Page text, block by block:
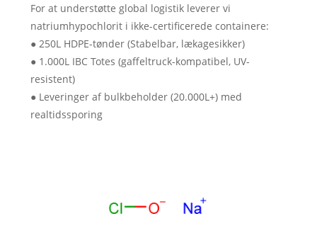
For at understøtte global logistik leverer vi
natriumhypochlorit i ikke-certificerede containere:
● 250L HDPE-tønder (Stabelbar, lækagesikker)
● 1.000L IBC Totes (gaffeltruck-kompatibel, UV-
resistent)
● Leveringer af bulkbeholder (20.000L+) med
realtidssporing